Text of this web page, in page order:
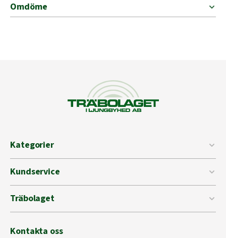
Omdöme
Kategorier
Kundservice
Träbolaget
Kontakta oss